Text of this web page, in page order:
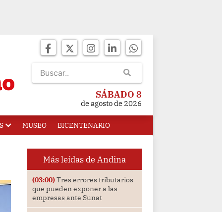
SÁBADO 8
de agosto de 2026
MUSEO BICENTENARIO
Más leídas de Andina
(03:00)Tres errores tributarios
que pueden exponer a las
empresas ante Sunat